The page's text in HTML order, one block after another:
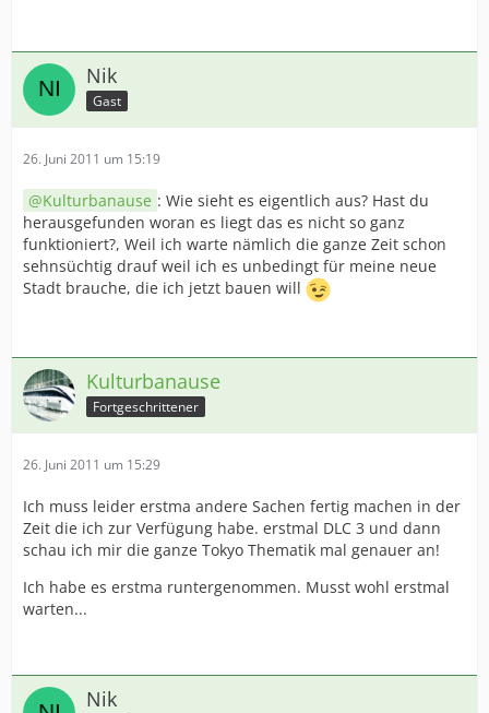
Nik
Gast
26. Juni 2011 um 15:19
Kulturbanause : Wie sieht es eigentlich aus? Hast du
herausgefunden woran es liegt das es nicht so ganz
funktioniert?, Weil ich warte nämlich die ganze Zeit schon
sehnsüchtig drauf weil ich es unbedingt für meine neue
Stadt brauche, die ich jetzt bauen will
Kulturbanause
Fortgeschrittener
26. Juni 2011 um 15:29
Ich muss leider erstma andere Sachen fertig machen in der
Zeit die ich zur Verfügung habe. erstmal DLC 3 und dann
schau ich mir die ganze Tokyo Thematik mal genauer an!
Ich habe es erstma runtergenommen. Musst wohl erstmal
warten...
Nik